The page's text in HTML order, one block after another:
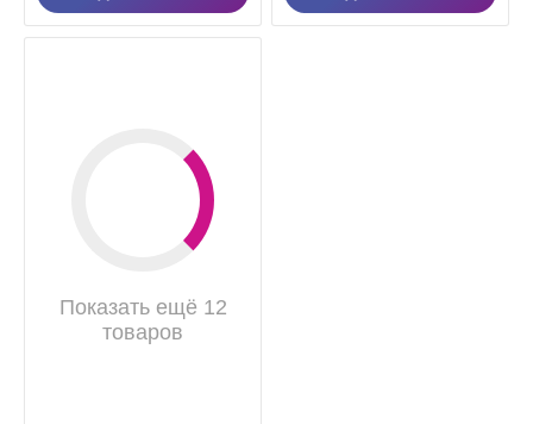
Показать ещё 12
товаров